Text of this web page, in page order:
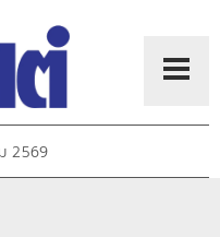
2569